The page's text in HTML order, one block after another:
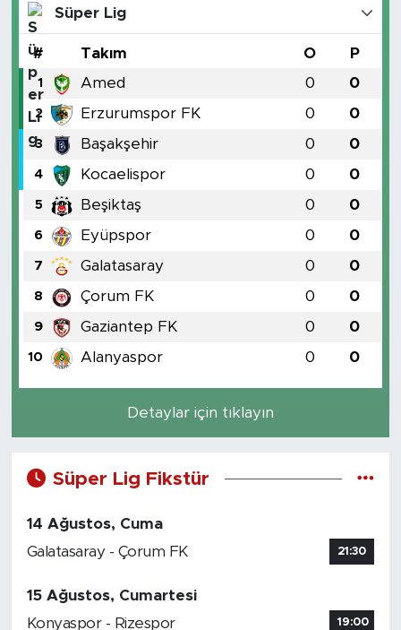
Süper Lig
# Takım O P
1 Amed 0 0
2 Erzurumspor FK 0 0
3 Başakşehir 0 0
4 Kocaelispor 0 0
5 Beşiktaş 0 0
6 Eyüpspor 0 0
7 Galatasaray 0 0
8 Çorum FK 0 0
9 Gaziantep FK 0 0
10 Alanyaspor 0 0
Detaylar için tıklayın
Süper Lig Fikstür
14 Ağustos, Cuma
Galatasaray - Çorum FK
21:30
15 Ağustos, Cumartesi
Konyaspor - Rizespor
19:00